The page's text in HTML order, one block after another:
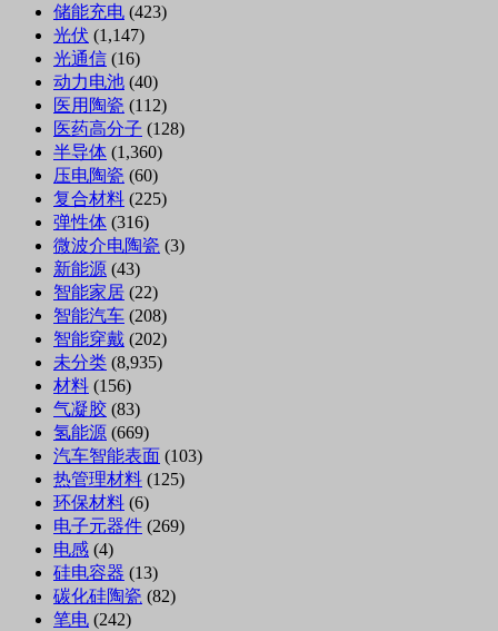
储能充电 (423)
光伏 (1,147)
光通信 (16)
动力电池 (40)
医用陶瓷 (112)
医药高分子 (128)
半导体 (1,360)
压电陶瓷 (60)
复合材料 (225)
弹性体 (316)
微波介电陶瓷 (3)
新能源 (43)
智能家居 (22)
智能汽车 (208)
智能穿戴 (202)
未分类 (8,935)
材料 (156)
气凝胶 (83)
氢能源 (669)
汽车智能表面 (103)
热管理材料 (125)
环保材料 (6)
电子元器件 (269)
电感 (4)
硅电容器 (13)
碳化硅陶瓷 (82)
笔电 (242)